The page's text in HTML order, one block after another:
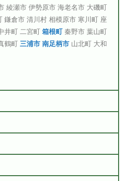
綾瀬市 伊勢原市 海老名市 大磯町
鎌倉市 清川村 相模原市 寒川町 座
井町 二宮町 箱根町 秦野市 葉山町
鶴町 三浦市 南足柄市 山北町 大和